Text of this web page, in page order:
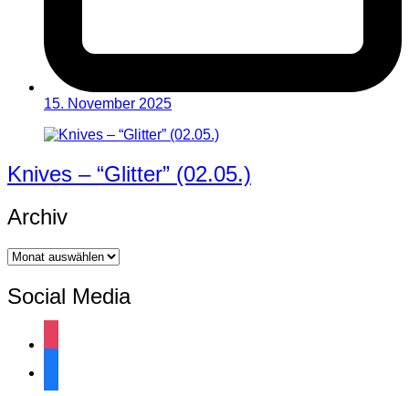
15. November 2025
Knives – “Glitter” (02.05.)
Archiv
Archiv
Social Media